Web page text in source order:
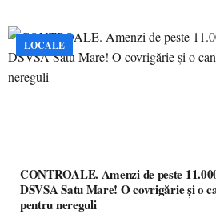
LOCALE
CONTROALE. Amenzi de peste
DSVSA Satu Mare! O covrigărie și o
pentru nereguli